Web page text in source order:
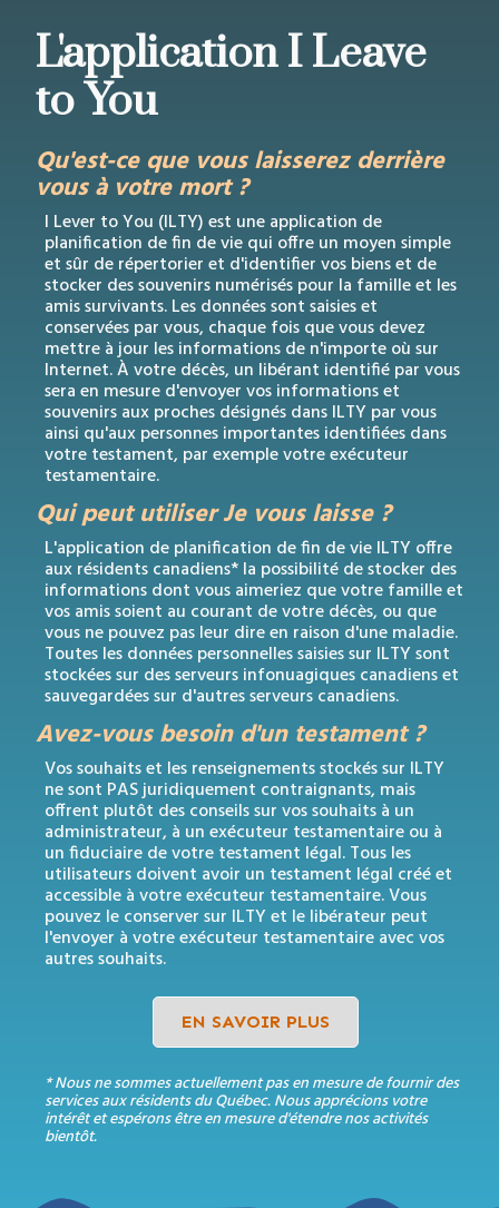
L'application I Leave
to You
Qu'est-ce que vous laisserez derrière
vous à votre mort ?
I Lever to You (ILTY) est une application de
planification de fin de vie qui offre un moyen simple
et sûr de répertorier et d'identifier vos biens et de
stocker des souvenirs numérisés pour la famille et les
amis survivants. Les données sont saisies et
conservées par vous, chaque fois que vous devez
mettre à jour les informations de n'importe où sur
Internet. À votre décès, un libérant identifié par vous
sera en mesure d'envoyer vos informations et
souvenirs aux proches désignés dans ILTY par vous
ainsi qu'aux personnes importantes identifiées dans
votre testament, par exemple votre exécuteur
testamentaire.
Qui peut utiliser Je vous laisse ?
L'application de planification de fin de vie ILTY offre
aux résidents canadiens* la possibilité de stocker des
informations dont vous aimeriez que votre famille et
vos amis soient au courant de votre décès, ou que
vous ne pouvez pas leur dire en raison d'une maladie.
Toutes les données personnelles saisies sur ILTY sont
stockées sur des serveurs infonuagiques canadiens et
sauvegardées sur d'autres serveurs canadiens.
Avez-vous besoin d'un testament ?
Vos souhaits et les renseignements stockés sur ILTY
ne sont PAS juridiquement contraignants, mais
offrent plutôt des conseils sur vos souhaits à un
administrateur, à un exécuteur testamentaire ou à
un fiduciaire de votre testament légal. Tous les
utilisateurs doivent avoir un testament légal créé et
accessible à votre exécuteur testamentaire. Vous
pouvez le conserver sur ILTY et le libérateur peut
l'envoyer à votre exécuteur testamentaire avec vos
autres souhaits.
EN SAVOIR PLUS
* Nous ne sommes actuellement pas en mesure de fournir des
services aux résidents du Québec. Nous apprécions votre
intérêt et espérons être en mesure d'étendre nos activités
bientôt.